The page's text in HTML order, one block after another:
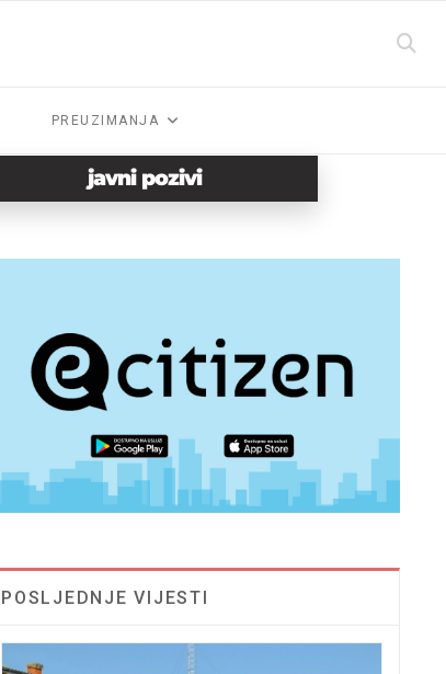
PREUZIMANJA
javni pozivi
POSLJEDNJE VIJESTI